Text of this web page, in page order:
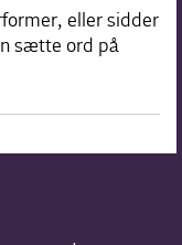
eller sidder
sætte ord på